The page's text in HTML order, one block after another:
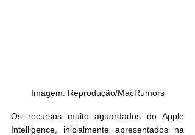
Imagem: Reprodução/MacRumors
Os recursos muito aguardados do Apple
Intelligence, inicialmente apresentados na